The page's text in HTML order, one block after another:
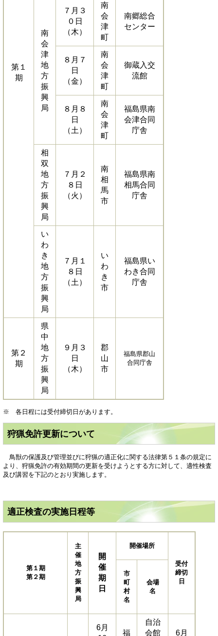
第１
期
南
会
津
地
方
振
興
局
７月３
０日
（木）
南
会
津
町
南郷総合
センター
８月７
日
（金）
南
会
津
町
御蔵入交
流館
８月８
日
（土）
南
会
津
町
福島県南
会津合同
庁舎
相
双
地
方
振
興
局
７月２
８日
（火）
南
相
馬
市
福島県南
相馬合同
庁舎
い
わ
き
地
方
振
興
局
７月１
８日
（土）
い
わ
き
市
福島県い
わき合同
庁舎
第２
期
県
中
地
方
振
興
局
９月３
日
（木）
郡
山
市
福島県郡山
合同庁舎
※ 各日程には受付締切日があります。
狩猟免許更新について
鳥獣の保護及び管理並びに狩猟の適正化に関する法律第５１条の規定に
より、狩猟免許の有効期間の更新を受けようとする方に対して、適性検査
及び講習を下記のとおり実施します。
適正検査の実施日程等
第１期
第２期
主
催
地
方
振
興
局
開
催
期
日
開催場所
受付
締切
日
市
町
村
名
会場
名
6月
福
自治
会館
6月